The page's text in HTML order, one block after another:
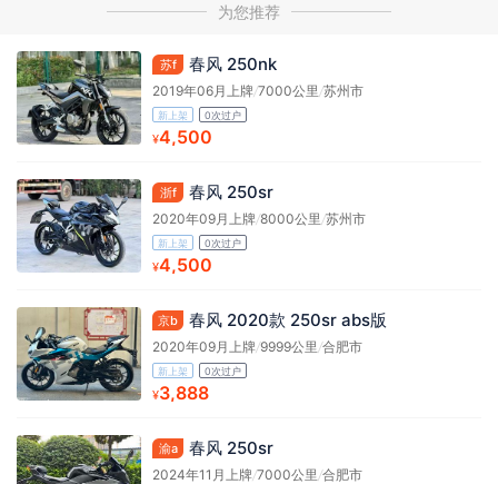
为您推荐
苏f 春风 250nk
2019年06月上牌/7000公里 /苏州市
新上架 0次过户
¥4,500
浙f 春风 250sr
2020年09月上牌/8000公里 /苏州市
新上架 0次过户
¥4,500
京b 春风 2020款 250sr abs版
2020年09月上牌/9999公里 /合肥市
新上架 0次过户
¥3,888
渝a 春风 250sr
2024年11月上牌/7000公里 /合肥市